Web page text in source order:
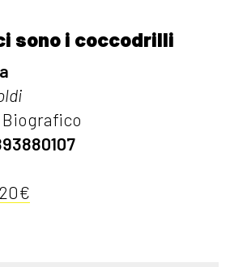
sono i coccodrilli